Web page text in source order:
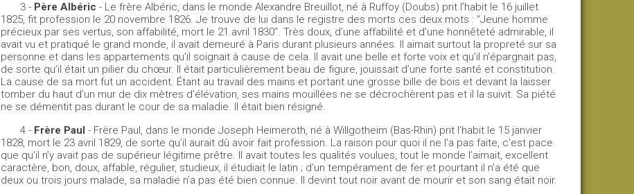
3 - Père Albéric - Le frère Albéric, dans le monde Alexandre Breuillot, né à Ruffoy (Doubs) prit l’habit le 16 juillet
1825, fit profession le 20 novembre 1826. Je trouve de lui dans le registre des morts ces deux mots : “Jeune homme
précieux par ses vertus, son affabilité, mort le 21 avril 1830”. Très doux, d’une affabilité et d’une honnêteté admirable, il
avait vu et pratiqué le grand monde, il avait demeuré à Paris durant plusieurs années. Il aimait surtout la propreté sur sa
personne et dans les appartements qu’il soignait à cause de cela. Il avait une belle et forte voix et qu’il n’épargnait pas,
de sorte qu’il était un pilier du chœur. Il était particulièrement beau de figure, jouissait d’une forte santé et constitution.
La cause de sa mort fut un accident. Étant au travail des mains et portant une grosse bille de bois et devant la laisser
tomber du haut d’un mur de dix mètres d’élévation, ses mains mouillées ne se décrochèrent pas et il la suivit. Sa piété
ne se démentit pas durant le cour de sa maladie. Il était bien résigné.
4 - Frère Paul - Frère Paul, dans le monde Joseph Heimeroth, né à Willgotheim (Bas-Rhin) prit l’habit le 15 janvier
1828, mort le 23 avril 1829, de sorte qu’il aurait dû avoir fait profession. La raison pour quoi il ne l’a pas faite, c’est pace
que qu’il n’y avait pas de supérieur légitime prêtre. Il avait toutes les qualités voulues, tout le monde l’aimait, excellent
caractère, bon, doux, affable, régulier, studieux, il étudiait le latin ; d’un tempérament de fer et pourtant il n’a été que
deux ou trois jours malade, sa maladie n’a pas été bien connue. Il devint tout noir avant de mourir et son sang était noir.